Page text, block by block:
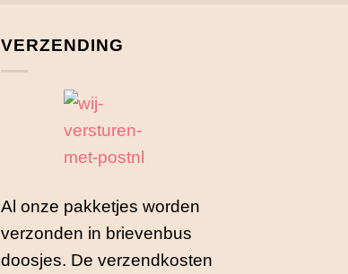
VERZENDING
Al onze pakketjes worden
verzonden in brievenbus
doosjes. De verzendkosten